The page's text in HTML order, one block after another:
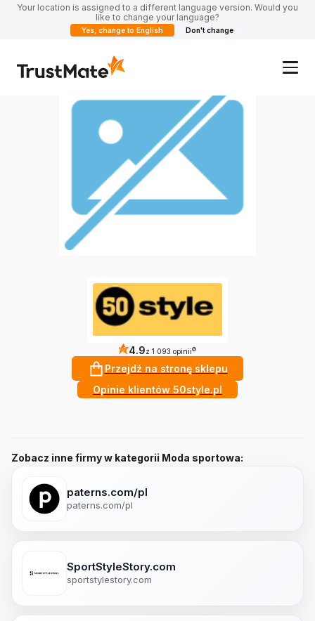
Your location is assigned to a different language version. Would you
like to change your language?
Yes, change to English Don't change
4.9z 1 093 opinii ?
Przejdź na stronę sklepu
Opinie klientów 50style.pl
Zobacz inne firmy w kategorii Moda sportowa:
paterns.com/pl
paterns.com/pl
SportStyleStory.com
sportstylestory.com